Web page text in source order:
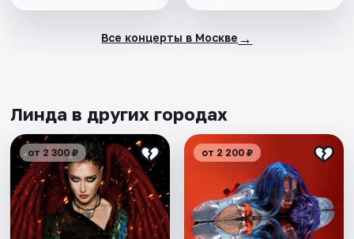
Все концерты в Москве →
Линда в других городах
от 2 300 ₽ от 2 200 ₽